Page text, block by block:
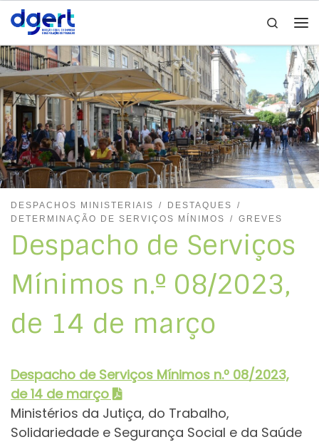
Skip to content
Search
DESPACHOS MINISTERIAIS
DESTAQUES
DETERMINAÇÃO DE SERVIÇOS MÍNIMOS
GREVES
Despacho de Serviços
Mínimos n.º 08/2023,
de 14 de março
Despacho de Serviços Mínimos n.º 08/2023,
de 14 de março
Ministérios da Jutiça, do Trabalho,
Solidariedade e Segurança Social e da Saúde